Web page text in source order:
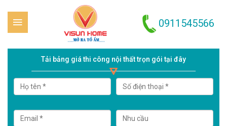
Skip to content
0911545566
Tải bảng giá thi công nội thất trọn gói tại đây